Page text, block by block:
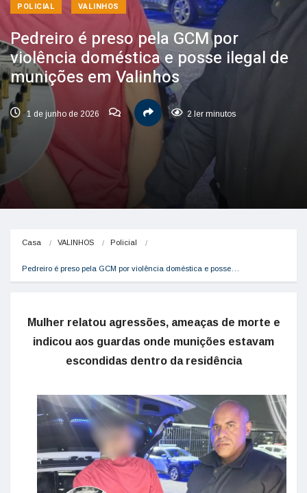
POLICIAL VALINHOS
Pedreiro é preso pela GCM por
violência doméstica e posse ilegal de
munições em Valinhos
1 de junho de 2026 2 ler minutos
Casa VALINHOS Policial
Pedreiro é preso pela GCM por violência doméstica e posse…
Mulher relatou agressões, ameaças de morte e
indicou aos guardas onde munições estavam
escondidas dentro da residência